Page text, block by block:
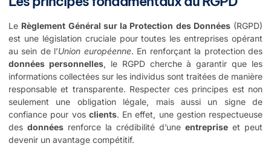
Le Règlement Général sur la Protection des Données(RGPD)
est une législation cruciale pour toutes les entreprises opérant
au sein de l’Union européenne. En renforçant la protection des
données personnelles, le RGPD cherche à garantir que les
informations collectées sur les individus sont traitées de manière
responsable et transparente. Respecter ces principes est non
seulement une obligation légale, mais aussi un signe de
confiance pour vos clients. En effet, une gestion respectueuse
des données renforce la crédibilité d’une entreprise et peut
devenir un avantage compétitif.